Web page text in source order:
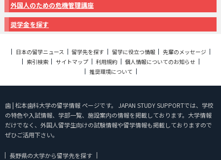
外国人のための危機管理講座
奨学金を探す
日本の留学ニュース 留学先を探す 留学に役立つ情報
先輩のメッセージ
索引検索
サイトマップ 利用規約
個人情報についてのお知らせ
推奨環境について
歯 | 松本歯科大学の留学情報 ページです。 JAPAN STUDY SUPPORTでは、学校
の特色や入試情報、学部一覧、施設案内の情報を掲載しております。大学情報
だけでなく、外国人留学生向けの試験情報や留学情報も掲載しておりますので
ぜひご活用下さい。
長野県の大学から留学先を探す